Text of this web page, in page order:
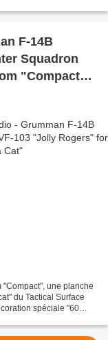
F-14B
Squadron
"Compact"
une planche
du Tactical Surface
spéciale "60